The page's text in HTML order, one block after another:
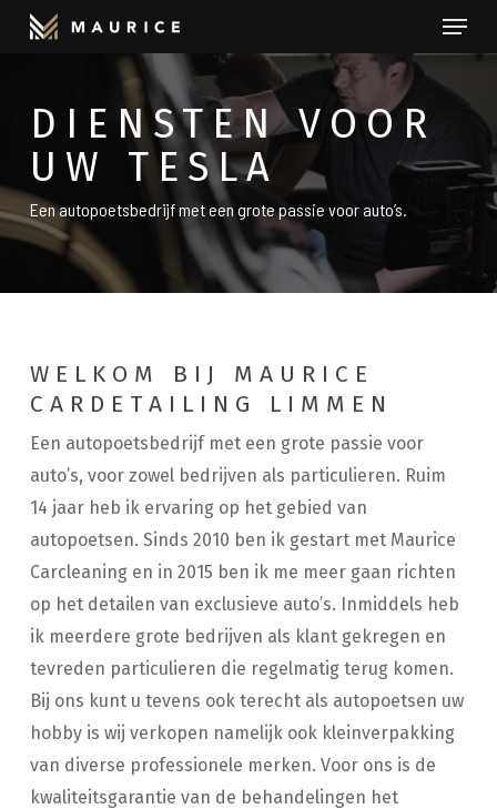
Skip
content
Menu
DIENSTEN VOOR
UW TESLA
Een autopoetsbedrijf met een grote passie voor auto’s.
WELKOM BIJ MAURICE
CARDETAILING LIMMEN
Een autopoetsbedrijf met een grote passie voor
auto’s, voor zowel bedrijven als particulieren. Ruim
14 jaar heb ik ervaring op het gebied van
autopoetsen. Sinds 2010 ben ik gestart met Maurice
Carcleaning en in 2015 ben ik me meer gaan richten
op het detailen van exclusieve auto’s. Inmiddels heb
ik meerdere grote bedrijven als klant gekregen en
tevreden particulieren die regelmatig terug komen.
Bij ons kunt u tevens ook terecht als autopoetsen uw
hobby is wij verkopen namelijk ook kleinverpakking
van diverse professionele merken. Voor ons is de
kwaliteitsgarantie van de behandelingen het
Menu